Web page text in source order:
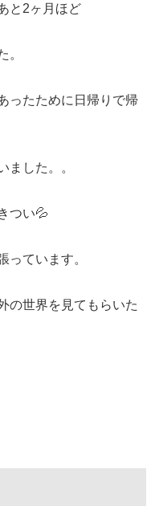
と2ヶ月ほど
。
ったために日帰りで帰
ました。。
つい💦
っています。
の世界を見てもらいた